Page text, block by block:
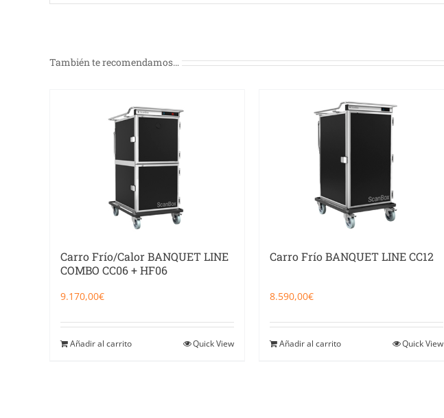
También te recomendamos…
Carro Frío/Calor BANQUET LINE
COMBO CC06 + HF06
9.170,00€
Añadir al carrito Quick View
Carro Frío BANQUET LINE CC12
8.590,00€
Añadir al carrito Quick View